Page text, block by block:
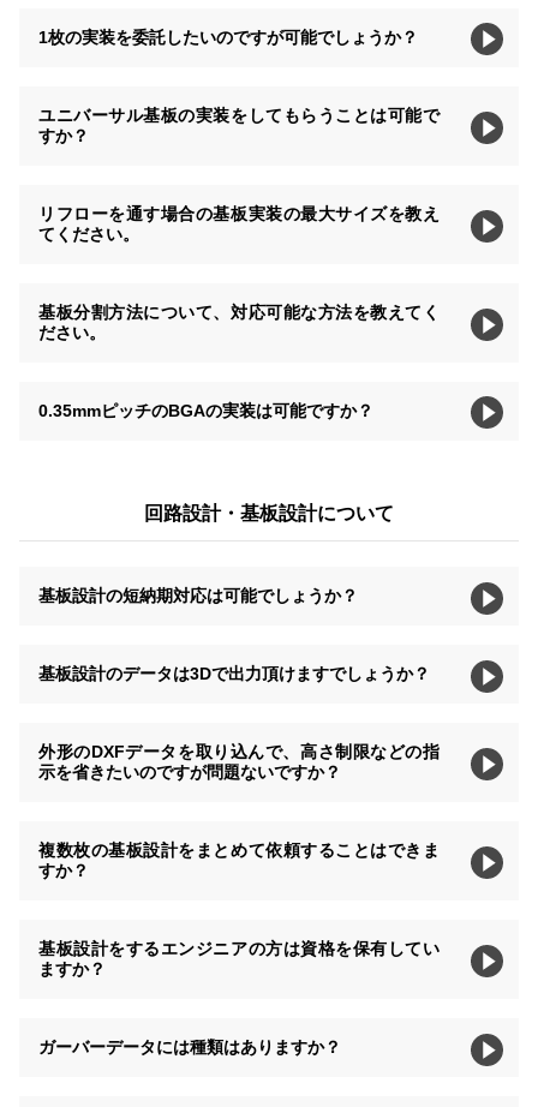
1枚の実装を委託したいのですが可能でしょうか？
ユニバーサル基板の実装をしてもらうことは可能で
すか？
リフローを通す場合の基板実装の最大サイズを教え
てください。
基板分割方法について、対応可能な方法を教えてく
ださい。
0.35mmピッチのBGAの実装は可能ですか？
回路設計・基板設計について
基板設計の短納期対応は可能でしょうか？
基板設計のデータは3Dで出力頂けますでしょうか？
外形のDXFデータを取り込んで、高さ制限などの指
示を省きたいのですが問題ないですか？
複数枚の基板設計をまとめて依頼することはできま
すか？
基板設計をするエンジニアの方は資格を保有してい
ますか？
ガーバーデータには種類はありますか？